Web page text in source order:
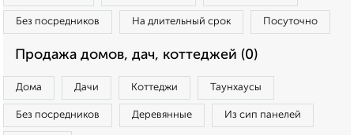
Без посредников На длительный срок Посуточно
Продажа домов, дач, коттеджей (0)
Дома Дачи Коттеджи Таунхаусы
Без посредников Деревянные Из сип панелей